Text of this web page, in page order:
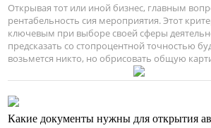
Открывая тот или иной бизнес, главным
рентабельность сия мероприятия. Этот
ключевым при выборе своей сферы
предсказать со стопроцентной точностью
возьмется никто, но обрисовать общую
Какие документы нужны для открытия